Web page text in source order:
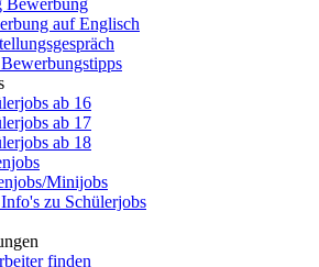
Bewerbung
auf Englisch
ab 16
ab 17
ab 18
Minijobs
zu Schülerjobs
finden